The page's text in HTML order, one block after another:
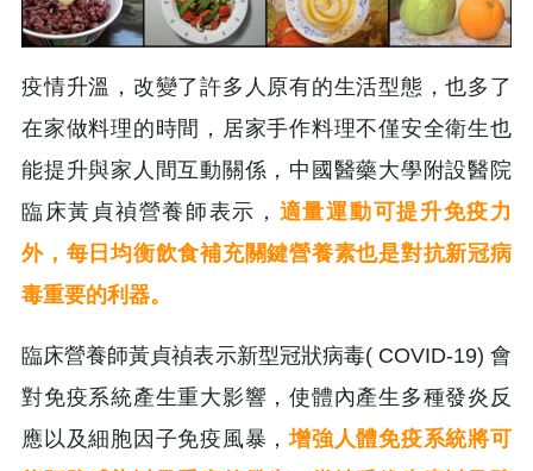
疫情升溫，改變了許多人原有的生活型態，也多了
在家做料理的時間，居家手作料理不僅安全衛生也
能提升與家人間互動關係，中國醫藥大學附設醫院
臨床黃貞禎營養師表示， 適量運動可提升免疫力
外，每日均衡飲食補充關鍵營養素也是對抗新冠病
毒重要的利器。
臨床營養師黃貞禎表示新型冠狀病毒( COVID-19) 會
對免疫系統產生重大影響，使體內產生多種發炎反
應以及細胞因子免疫風暴，增強人體免疫系統將可